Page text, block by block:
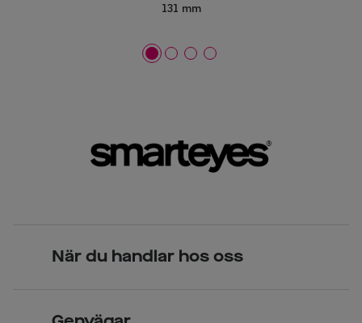
131 mm
När du handlar hos oss